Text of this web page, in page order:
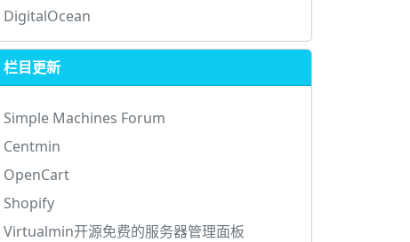
DigitalOcean
栏目更新
Simple Machines Forum
Centmin
OpenCart
Shopify
Virtualmin开源免费的服务器管理面板